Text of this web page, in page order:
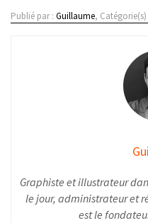
Publié par : Guillaume, Catégorie(s)
Graphiste et illustrateur
le jour, administrateur et
est le